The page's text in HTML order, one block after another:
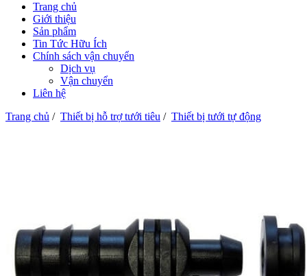
Trang chủ
Giới thiệu
Sản phẩm
Tin Tức Hữu Ích
Chính sách vận chuyển
Dịch vụ
Vận chuyển
Liên hệ
Trang chủ / Thiết bị hỗ trợ tưới tiêu / Thiết bị tưới tự động